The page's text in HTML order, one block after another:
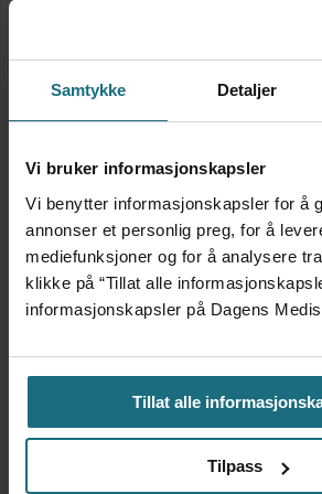
Samtykke Detaljer
Vi bruker informasjonskapsler
Vi benytter informasjonskapsler for å
annonser et personlig preg, for å
mediefunksjoner og for å analysere
klikke på “Tillat alle
informasjonskapsler på Dagens
Tillat alle
Tilpass
– Fra før har vi
befolkningsnivå som viser at
er bra. Men det er mange
mindre hjertekarsykdom, sier
fortsetter:
– Dette er en randomisert,
studie som bekrefter at
middelhavskostholdet er
pasienter som har hatt
karsykdom.
Når det gjelder